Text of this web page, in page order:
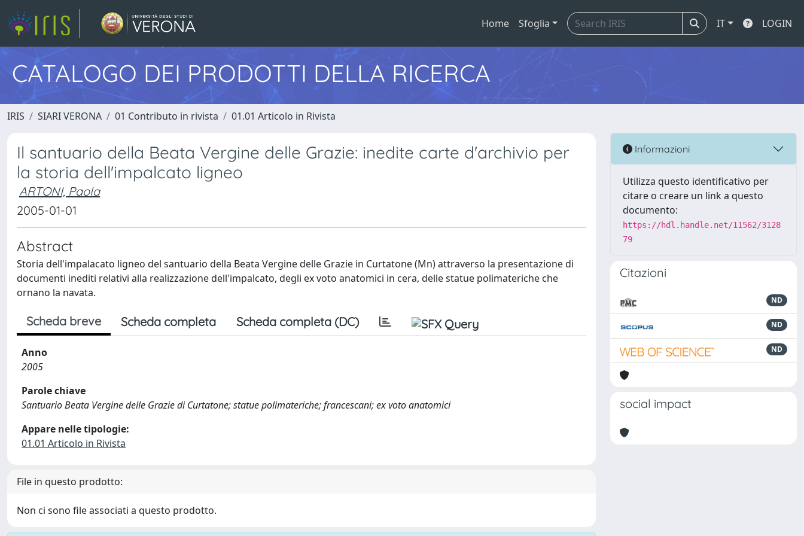
Home Sfoglia IT LOGIN
CATALOGO DEI PRODOTTI DELLA RICERCA
IRIS SIARI VERONA 01 Contributo in rivista 01.01 Articolo in Rivista
Il santuario della Beata Vergine delle Grazie: inedite carte d'archivio per
la storia dell'impalcato ligneo
ARTONI, Paola
2005-01-01
Abstract
Storia dell'impalacato ligneo del santuario della Beata Vergine delle Grazie in Curtatone (Mn) attraverso la presentazione di
documenti inediti relativi alla realizzazione dell'impalcato, degli ex voto anatomici in cera, delle statue polimateriche che
ornano la navata.
Scheda breve Scheda completa Scheda completa (DC)
Anno
2005
Parole chiave
Santuario Beata Vergine delle Grazie di Curtatone; statue polimateriche; francescani; ex voto anatomici
Appare nelle tipologie:
01.01 Articolo in Rivista
File in questo prodotto:
Non ci sono file associati a questo prodotto.
Informazioni
Utilizza questo identificativo per
citare o creare un link a questo
documento:
https://hdl.handle.net/11562/3128
79
Citazioni
ND
ND
ND
social impact